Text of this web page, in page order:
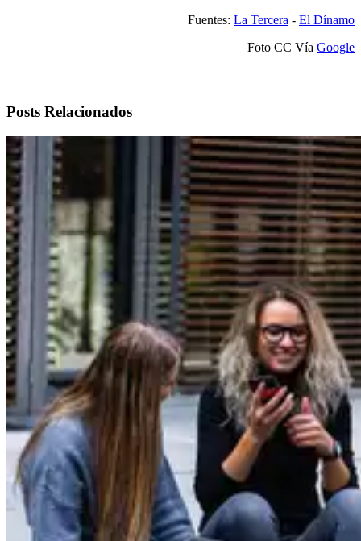
Fuentes: La Tercera - El Dínamo
Foto CC Vía Google
Posts Relacionados